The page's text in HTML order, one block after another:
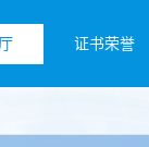
证书荣誉